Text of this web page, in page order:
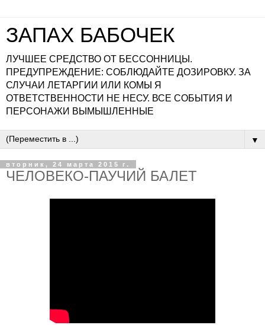
ЗАПАХ БАБОЧЕК
ЛУЧШЕЕ СРЕДСТВО ОТ БЕССОННИЦЫ.
ПРЕДУПРЕЖДЕНИЕ: СОБЛЮДАЙТЕ ДОЗИРОВКУ. ЗА
СЛУЧАИ ЛЕТАРГИИ ИЛИ КОМЫ Я
ОТВЕТСТВЕННОСТИ НЕ НЕСУ. ВСЕ СОБЫТИЯ И
ПЕРСОНАЖИ ВЫМЫШЛЕННЫЕ
▼
вторник, 24 марта 2015 г.
ЧЕЛОВЕКО-ПАУЧИЙ БАЛЕТ